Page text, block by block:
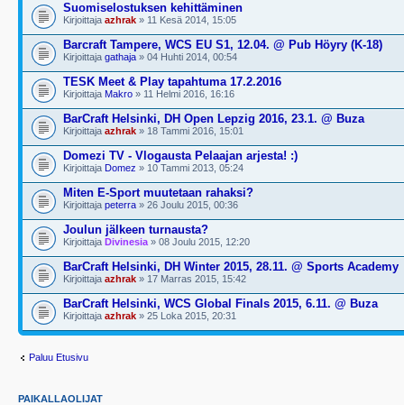
Suomiselostuksen kehittäminen
Kirjoittaja azhrak » 11 Kesä 2014, 15:05
Barcraft Tampere, WCS EU S1, 12.04. @ Pub Höyry (K-18)
Kirjoittaja gathaja » 04 Huhti 2014, 00:54
TESK Meet & Play tapahtuma 17.2.2016
Kirjoittaja Makro » 11 Helmi 2016, 16:16
BarCraft Helsinki, DH Open Lepzig 2016, 23.1. @ Buza
Kirjoittaja azhrak » 18 Tammi 2016, 15:01
Domezi TV - Vlogausta Pelaajan arjesta! :)
Kirjoittaja Domez » 10 Tammi 2013, 05:24
Miten E-Sport muutetaan rahaksi?
Kirjoittaja peterra » 26 Joulu 2015, 00:36
Joulun jälkeen turnausta?
Kirjoittaja Divinesia » 08 Joulu 2015, 12:20
BarCraft Helsinki, DH Winter 2015, 28.11. @ Sports Academy
Kirjoittaja azhrak » 17 Marras 2015, 15:42
BarCraft Helsinki, WCS Global Finals 2015, 6.11. @ Buza
Kirjoittaja azhrak » 25 Loka 2015, 20:31
Paluu Etusivu
PAIKALLAOLIJAT